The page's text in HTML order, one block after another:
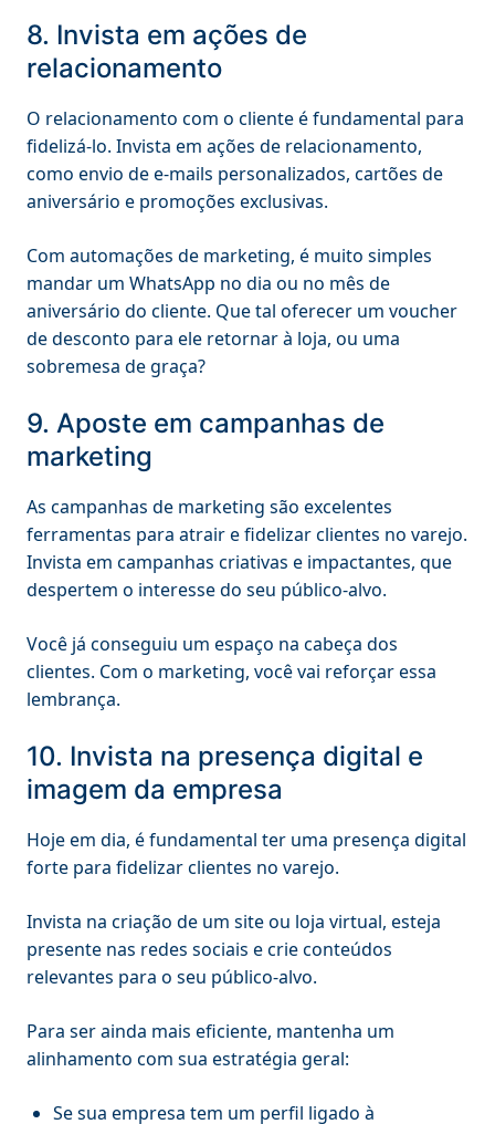
8. Invista em ações de
relacionamento
O relacionamento com o cliente é fundamental para
fidelizá-lo. Invista em ações de relacionamento,
como envio de e-mails personalizados, cartões de
aniversário e promoções exclusivas.
Com automações de marketing, é muito simples
mandar um WhatsApp no dia ou no mês de
aniversário do cliente. Que tal oferecer um voucher
de desconto para ele retornar à loja, ou uma
sobremesa de graça?
9. Aposte em campanhas de
marketing
As campanhas de marketing são excelentes
ferramentas para atrair e fidelizar clientes no varejo.
Invista em campanhas criativas e impactantes, que
despertem o interesse do seu público-alvo.
Você já conseguiu um espaço na cabeça dos
clientes. Com o marketing, você vai reforçar essa
lembrança.
10. Invista na presença digital e
imagem da empresa
Hoje em dia, é fundamental ter uma presença digital
forte para fidelizar clientes no varejo.
Invista na criação de um site ou loja virtual, esteja
presente nas redes sociais e crie conteúdos
relevantes para o seu público-alvo.
Para ser ainda mais eficiente, mantenha um
alinhamento com sua estratégia geral:
Se sua empresa tem um perfil ligado à